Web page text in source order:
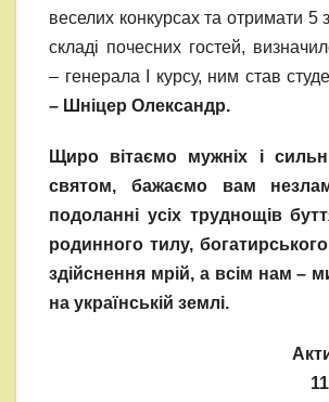
веселих конкурсах та отримати 5
складі почесних гостей,
– генерала І курсу, ним став
– Шніцер Олександр.
Щиро вітаємо мужніх і
святом, бажаємо вам
подоланні усіх труднощів
родинного тилу,
здійснення мрій, а всім нам –
на українській землі.
Актив